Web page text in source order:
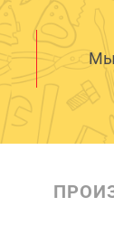
Мы